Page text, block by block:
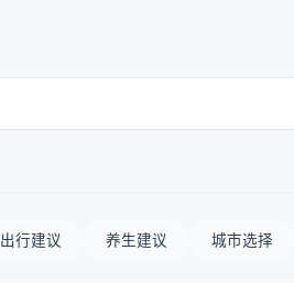
出行建议 养生建议 城市选择